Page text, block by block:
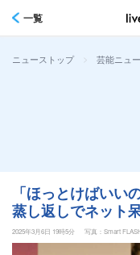
一覧
ニューストップ > 芸能ニュ
「ほっとけばいい
蒸し返しでネット
2025年3月6日 19時5分 写真：Smart